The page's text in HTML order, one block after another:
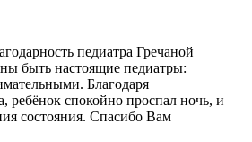
педиатра Гречаной
быть настоящие педиатры:
Благодаря
ребёнок спокойно проспал ночь, и
состояния. Спасибо Вам